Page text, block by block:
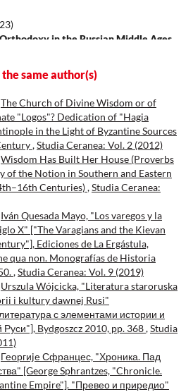
in the Russian Middle Ages.
2022 [= Oxford Studies in
Ceranea, 13, 766.
same author(s)
The Church of Divine Wisdom or of
"Logos"? Dedication of "Hagia
in the Light of Byzantine Sources
,Studia Ceranea: Vol. 2 (2012)
Wisdom Has Built Her House (Proverbs
of the Notion in Southern and Eastern
Centuries),Studia Ceranea:
Iván Quesada Mayo, "Los varegos y la
X" ["The Varagians and the Kievan
Ediciones de La Ergástula,
qua non. Monografías de Historia
,Studia Ceranea: Vol. 9 (2019)
Urszula Wójcicka, "Literatura staroruska
i kultury dawnej Rusi"
с элементами истории и
Руси"], Bydgoszcz 2010, pp. 368,Studia
Георгиjе Сфранцес, "Хроника. Пад
[George Sphrantzes, "Chronicle.
Empire"]. "Превео и приредио"